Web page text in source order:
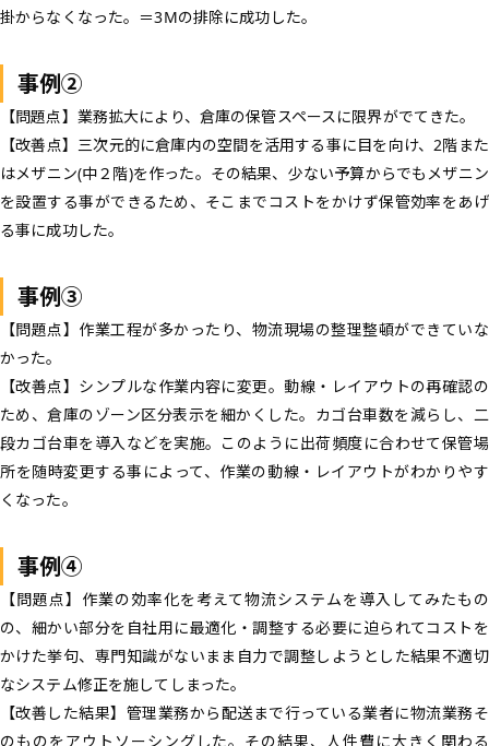
掛からなくなった。＝3Mの排除に成功した。
事例②
【問題点】 業務拡大により、倉庫の保管スペースに限界がでてきた。
【改善点】 三次元的に倉庫内の空間を活用する事に目を向け、2階また
はメザニン(中２階)を作った。その結果、少ない予算からでもメザニン
を設置する事ができるため、そこまでコストをかけず保管効率をあげ
る事に成功した。
事例③
【問題点】 作業工程が多かったり、物流現場の整理整頓ができていな
かった。
【改善点】 シンプルな作業内容に変更。動線・レイアウトの再確認の
ため、倉庫のゾーン区分表示を細かくした。カゴ台車数を減らし、二
段カゴ台車を導入などを実施。このように出荷頻度に合わせて保管場
所を随時変更する事によって、作業の動線・レイアウトがわかりやす
くなった。
事例④
【問題点】 作業の効率化を考えて物流システムを導入してみたもの
の、細かい部分を自社用に最適化・調整する必要に迫られてコストを
かけた挙句、専門知識がないまま自力で調整しようとした結果不適切
なシステム修正を施してしまった。
【改善した結果】 管理業務から配送まで行っている業者に物流業務そ
のものをアウトソーシングした。その結果、人件費に大きく関わる